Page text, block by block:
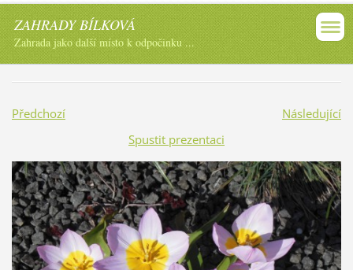
ZAHRADY BÍLKOVÁ
Zahrada jako další místo k odpočinku ...
Předchozí
Následující
Spustit prezentaci